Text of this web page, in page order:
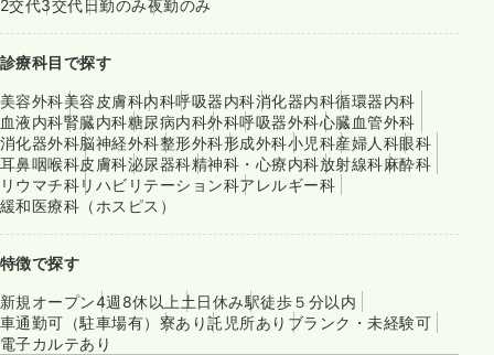
2交代3交代日勤のみ夜勤のみ
診療科目で探す
美容外科美容皮膚科内科呼吸器内科消化器内科循環器内科
血液内科腎臓内科糖尿病内科外科呼吸器外科心臓血管外科
消化器外科脳神経外科整形外科形成外科小児科産婦人科眼科
耳鼻咽喉科皮膚科泌尿器科精神科・心療内科放射線科麻酔科
リウマチ科リハビリテーション科アレルギー科
緩和医療科（ホスピス）
特徴で探す
新規オープン4週8休以上 土日休み駅徒歩５分以内
車通勤可（駐車場有） 寮あり託児所あり ブランク・未経験可
電子カルテあり